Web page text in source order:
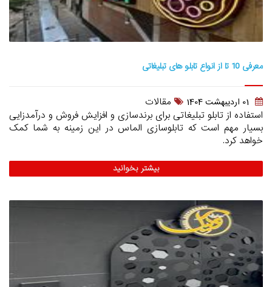
معرفی 10 تا از انواع تابلو های تبلیغاتی
01 ارديبهشت 1404
مقالات
استفاده از تابلو تبلیغاتی برای برندسازی و افزایش فروش و درآمدزایی
بسیار مهم است که تابلوسازی الماس در این زمینه به شما کمک
خواهد کرد.
بیشتر بخوانید